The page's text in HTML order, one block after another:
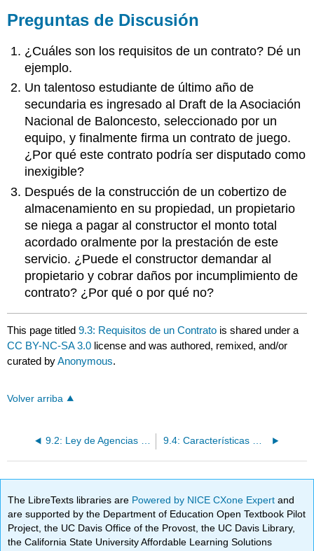
Preguntas de Discusión
¿Cuáles son los requisitos de un contrato? Dé un
ejemplo.
Un talentoso estudiante de último año de
secundaria es ingresado al Draft de la Asociación
Nacional de Baloncesto, seleccionado por un
equipo, y finalmente firma un contrato de juego.
¿Por qué este contrato podría ser disputado como
inexigible?
Después de la construcción de un cobertizo de
almacenamiento en su propiedad, un propietario
se niega a pagar al constructor el monto total
acordado oralmente por la prestación de este
servicio. ¿Puede el constructor demandar al
propietario y cobrar daños por incumplimiento de
contrato? ¿Por qué o por qué no?
This page titled9.3: Requisitos de un Contrato is shared under a
CC BY-NC-SA 3.0 license and was authored, remixed, and/or
curated byAnonymous.
Volver arriba
9.2: Ley de Agencias - Aplicación a Seguros 9.4: Características Distintivas de los Contratos de Seguros
The LibreTexts libraries are Powered by NICE CXone Expertand
are supported by the Department of Education Open Textbook Pilot
Project, the UC Davis Office of the Provost, the UC Davis Library,
the California State University Affordable Learning Solutions